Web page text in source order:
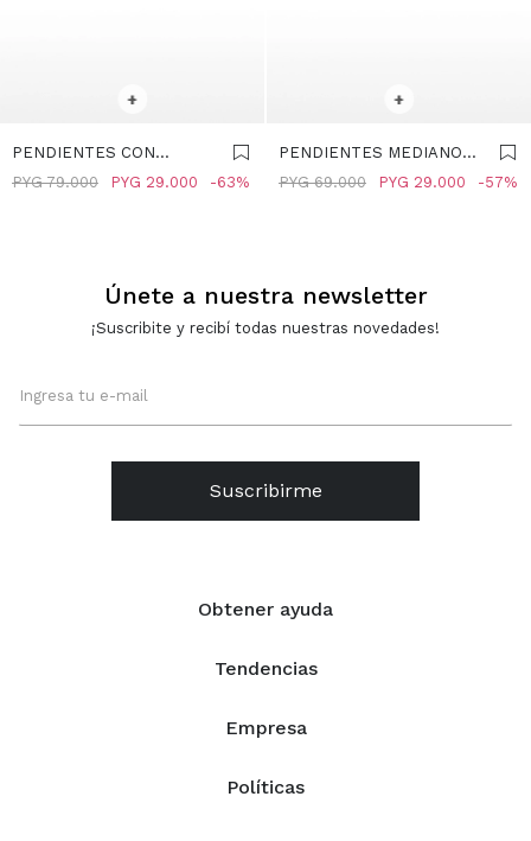
+
PENDIENTES CON
CUENTAS MULTICOLOR -
PYG 29.000
PYG 79.000 63
+
PENDIENTES MEDIANOS
ROMBO - DORADO
PYG 29.000
PYG 69.000 57
Obtener ayuda
Tendencias
Empresa
Políticas
Únete a nuestra newsletter
¡Suscribite y recibí todas nuestras novedades!
Suscribirme